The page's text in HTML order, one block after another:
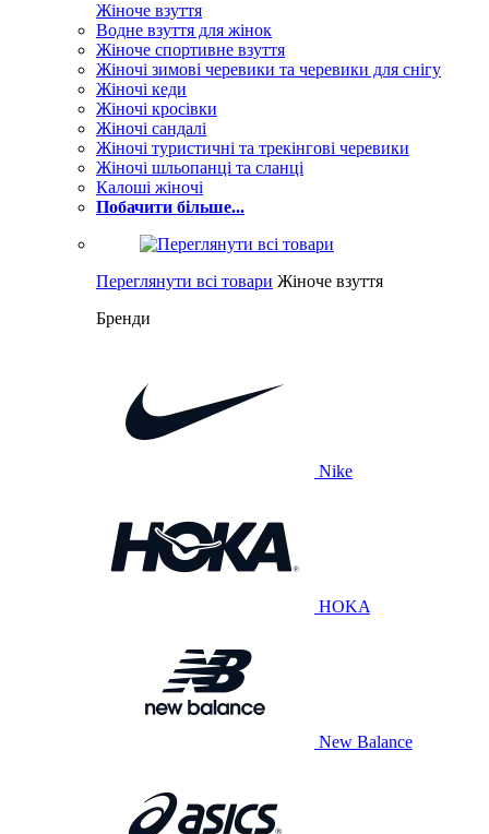
Жіноче взуття
Водне взуття для жінок
Жіноче спортивне взуття
Жіночі зимові черевики та черевики для снігу
Жіночі кеди
Жіночі кросівки
Жіночі сандалі
Жіночі туристичні та трекінгові черевики
Жіночі шльопанці та сланці
Калоші жіночі
Побачити більше...
Переглянути всі товари Жіноче взуття
Бренди
Nike
HOKA
New Balance